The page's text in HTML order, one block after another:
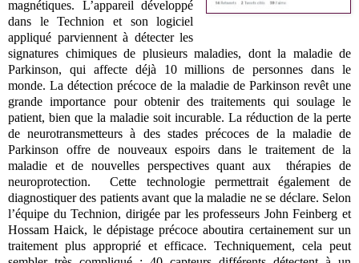
magnétiques. L’appareil développé
dans le Technion et son logiciel
appliqué parviennent à détecter les
signatures chimiques de plusieurs maladies, dont la maladie de
Parkinson, qui affecte déjà 10 millions de personnes dans le
monde.La détection précoce de la maladie de Parkinson revêt une
grande importance pour obtenir des traitements qui soulage le
patient, bien que la maladie soit incurable. La réduction de la perte
de neurotransmetteurs à des stades précoces de la maladie de
Parkinson offre de nouveaux espoirs dans le traitement de la
maladie et de nouvelles perspectives quant aux thérapies de
neuroprotection. Cette technologie permettrait également de
diagnostiquer des patients avant que la maladie ne se déclare. Selon
l’équipe du Technion, dirigée par les professeurs John Feinberg et
Hossam Haick, le dépistage précoce aboutira certainement sur un
traitement plus approprié et efficace. Techniquement, cela peut